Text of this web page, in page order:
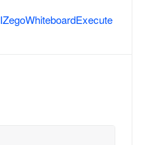
IZegoWhiteboardExecute